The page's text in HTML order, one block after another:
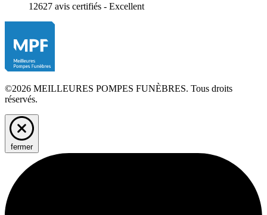
12627 avis certifiés - Excellent
©2026 MEILLEURES POMPES FUNÈBRES. Tous droits
réservés.
fermer